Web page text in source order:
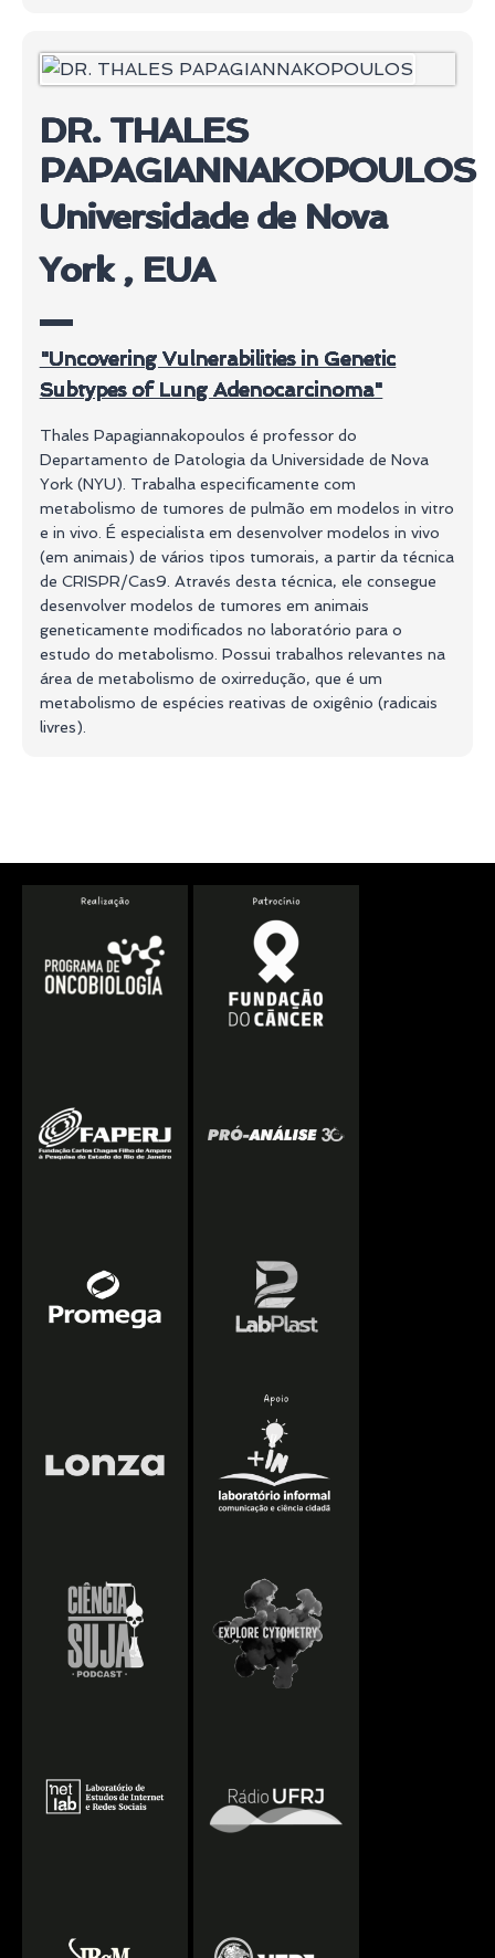
DR. THALES
PAPAGIANNAKOPOULOS
Universidade de Nova
York , EUA
"Uncovering Vulnerabilities in Genetic
Subtypes of Lung Adenocarcinoma"
Thales Papagiannakopoulos é professor do
Departamento de Patologia da Universidade de Nova
York (NYU). Trabalha especificamente com
metabolismo de tumores de pulmão em modelos in vitro
e in vivo. É especialista em desenvolver modelos in vivo
(em animais) de vários tipos tumorais, a partir da técnica
de CRISPR/Cas9. Através desta técnica, ele consegue
desenvolver modelos de tumores em animais
geneticamente modificados no laboratório para o
estudo do metabolismo. Possui trabalhos relevantes na
área de metabolismo de oxirredução, que é um
metabolismo de espécies reativas de oxigênio (radicais
livres).